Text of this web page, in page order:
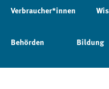
Verbraucher*innen
Behörden Bildung